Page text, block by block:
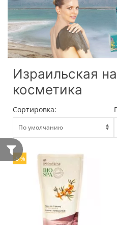
Израильская
косметика
Сортировка:
-5 %